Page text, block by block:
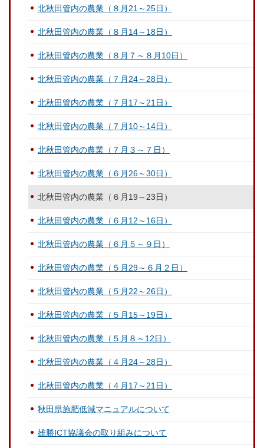
北秋田管内の農業（８月21～25日）
北秋田管内の農業（８月14～18日）
北秋田管内の農業（８月７～８月10日）
北秋田管内の農業（７月24～28日）
北秋田管内の農業（７月17～21日）
北秋田管内の農業（７月10～14日）
北秋田管内の農業（７月３～７日）
北秋田管内の農業（６月26～30日）
北秋田管内の農業（６月19～23日）
北秋田管内の農業（６月12～16日）
北秋田管内の農業（６月５～９日）
北秋田管内の農業（５月29～６月２日）
北秋田管内の農業（５月22～26日）
北秋田管内の農業（５月15～19日）
北秋田管内の農業（５月８～12日）
北秋田管内の農業（４月24～28日）
北秋田管内の農業（４月17～21日）
秋田県施肥低減マニュアルについて
雄勝ICT協議会の取り組みについて